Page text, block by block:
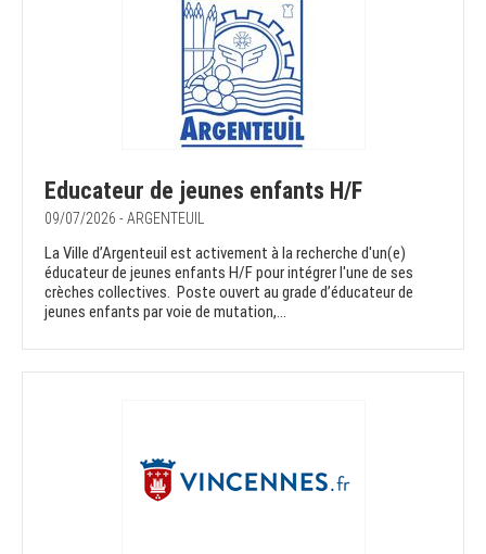
Educateur de jeunes enfants H/F
09/07/2026 - ARGENTEUIL
La Ville d’Argenteuil est activement à la recherche d'un(e)
éducateur de jeunes enfants H/F pour intégrer l'une de ses
crèches collectives. Poste ouvert au grade d’éducateur de
jeunes enfants par voie de mutation,...